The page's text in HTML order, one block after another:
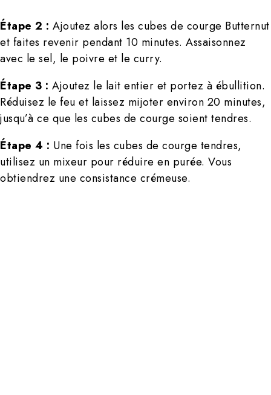
Étape 2 : Ajoutez alors les cubes de courge Butternut
et faites revenir pendant 10 minutes. Assaisonnez
avec le sel, le poivre et le curry.
Étape 3 : Ajoutez le lait entier et portez à ébullition.
Réduisez le feu et laissez mijoter environ 20 minutes,
jusqu’à ce que les cubes de courge soient tendres.
Étape 4 : Une fois les cubes de courge tendres,
utilisez un mixeur pour réduire en purée. Vous
obtiendrez une consistance crémeuse.